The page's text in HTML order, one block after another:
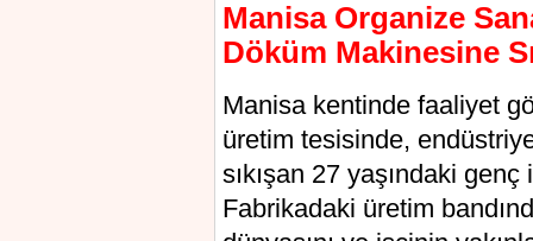
Manisa Organize
Döküm Makinesine
Manisa kentinde faaliyet
üretim tesisinde,
sıkışan 27 yaşındaki
Fabrikadaki üretim